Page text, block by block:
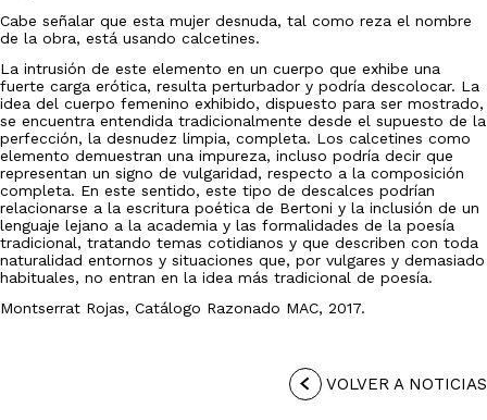
Cabe señalar que esta mujer desnuda, tal como reza el nombre
de la obra, está usando calcetines.
La intrusión de este elemento en un cuerpo que exhibe una
fuerte carga erótica, resulta perturbador y podría descolocar. La
idea del cuerpo femenino exhibido, dispuesto para ser mostrado,
se encuentra entendida tradicionalmente desde el supuesto de la
perfección, la desnudez limpia, completa. Los calcetines como
elemento demuestran una impureza, incluso podría decir que
representan un signo de vulgaridad, respecto a la composición
completa. En este sentido, este tipo de descalces podrían
relacionarse a la escritura poética de Bertoni y la inclusión de un
lenguaje lejano a la academia y las formalidades de la poesía
tradicional, tratando temas cotidianos y que describen con toda
naturalidad entornos y situaciones que, por vulgares y demasiado
habituales, no entran en la idea más tradicional de poesía.
Montserrat Rojas, Catálogo Razonado MAC, 2017.
VOLVER A NOTICIAS